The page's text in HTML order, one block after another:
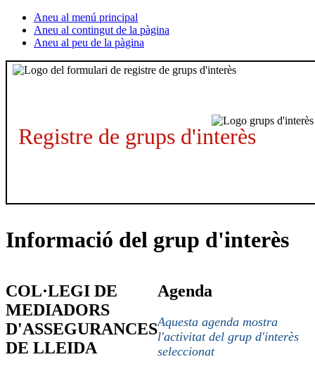
Aneu al menú principal
Aneu al contingut de la pàgina
Aneu al peu de la pàgina
Registre de grups d'interès
Informació del grup d'interès
COL·LEGI DE
MEDIADORS
D'ASSEGURANCES
DE LLEIDA
Agenda
Aquesta agenda mostra
l'activitat del grup d'interès
seleccionat